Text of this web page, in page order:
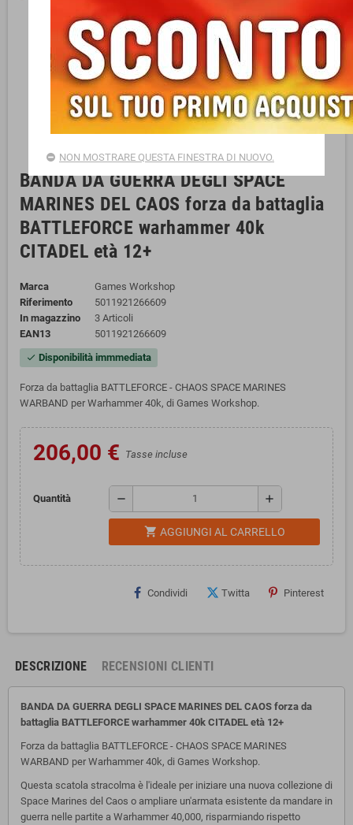
BANDA DA GUERRA DEGLI SPACE
MARINES DEL CAOS forza da battaglia
BATTLEFORCE warhammer 40k
CITADEL età 12+
Marca
Games Workshop
Riferimento
5011921266609
In magazzino
3 Articoli
EAN13
5011921266609
check Disponibilità immmediata
Forza da battaglia BATTLEFORCE - CHAOS SPACE MARINES
WARBAND per Warhammer 40k, di Games Workshop.
206,00 € Tasse incluse
Quantità remove add
shopping_cart AGGIUNGI AL CARRELLO
Condividi Twitta Pinterest
DESCRIZIONE RECENSIONI CLIENTI
BANDA DA GUERRA DEGLI SPACE MARINES DEL CAOS forza da
battaglia BATTLEFORCE warhammer 40k CITADEL età 12+
Forza da battaglia BATTLEFORCE - CHAOS SPACE MARINES
WARBAND per Warhammer 40k, di Games Workshop.
Questa scatola stracolma è l'ideale per iniziare una nuova collezione di
Space Marines del Caos o ampliare un'armata esistente da mandare in
guerra nelle partite a Warhammer 40,000, risparmiando rispetto
NON MOSTRARE QUESTA FINESTRA DI NUOVO.